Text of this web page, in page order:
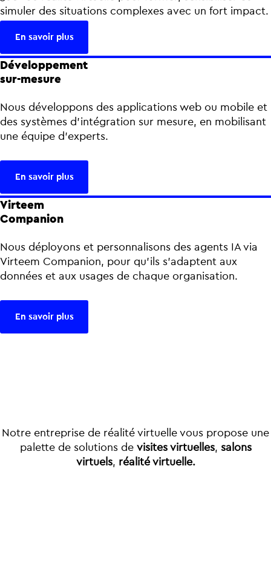
simuler des situations complexes avec un fort impact.
En savoir plus
Développement
sur-mesure
Nous développons des applications web ou mobile et
des systèmes d’intégration sur mesure, en mobilisant
une équipe d’experts.
En savoir plus
Virteem
Companion
Nous déployons et personnalisons des agents IA via
Virteem Companion, pour qu’ils s’adaptent aux
données et aux usages de chaque organisation.
En savoir plus
Notre entreprise de réalité virtuelle vous propose une
palette de solutions de visites virtuelles, salons
virtuels, réalité virtuelle.